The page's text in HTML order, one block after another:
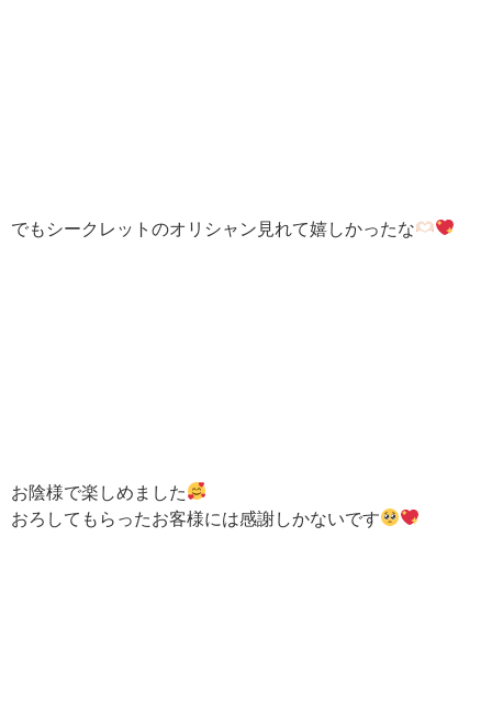
でもシークレットのオリシャン見れて嬉しかったな
お陰様で楽しめました
おろしてもらったお客様には感謝しかないです